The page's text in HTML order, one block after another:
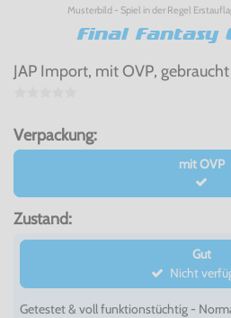
Musterbild - Spiel in der Regel
Final Fantasy
JAP Import, mit OVP, gebraucht
Verpackung:
mit OVP
Zustand:
Gut
Nicht
Getestet & voll funktionstüchtig -